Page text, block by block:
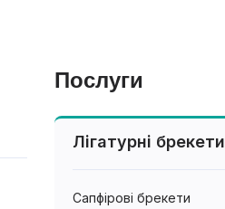
Послуги
Лігатурні брекети
Сапфірові брекети